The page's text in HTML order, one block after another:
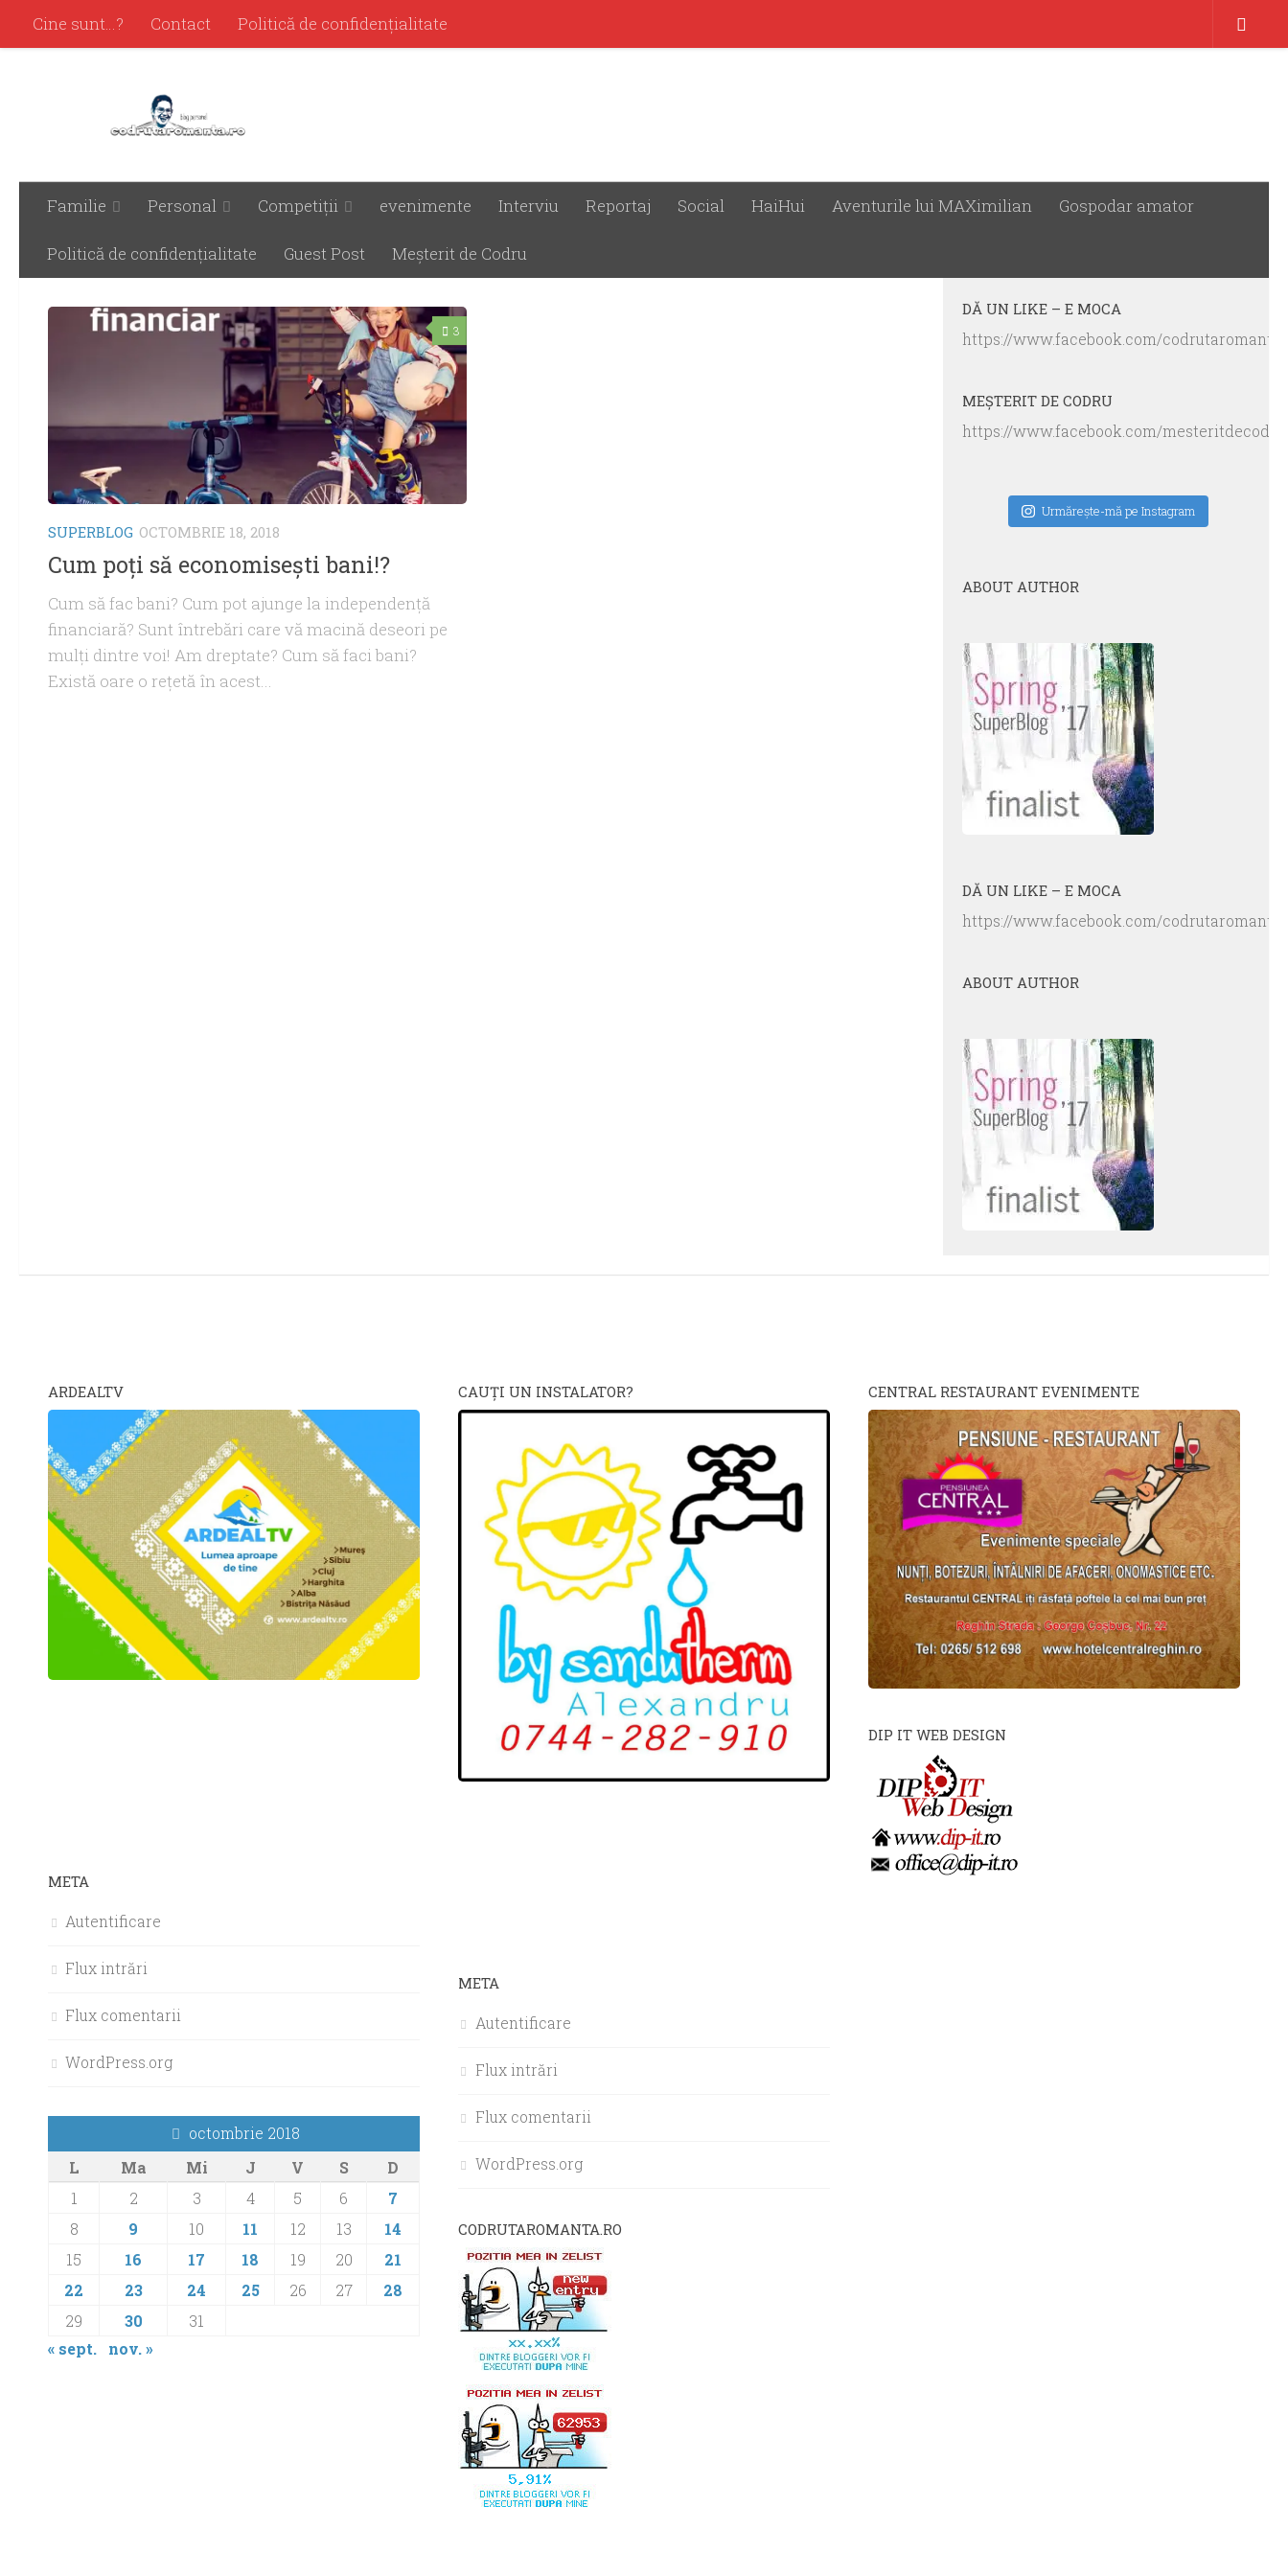
Cine sunt…? Contact Politică de confidenţialitate
Familie Personal Competiţii evenimente Interviu Reportaj Social HaiHui Aventurile lui MAXimilian Gospodar amator
Politică de confidenţialitate Guest Post Meşterit de Codru
ARHIVĂ ZILNICĂ:OCTOMBRIE 18, 2018
3
SUPERBLOG OCTOMBRIE 18, 2018
Cum poţi să economiseşti bani!?
Cum să fac bani? Cum pot ajunge la independenţă
financiară? Sunt întrebări care vă macină deseori pe
mulţi dintre voi! Am dreptate? Cum să faci bani?
Există oare o reţetă în acest...
DĂ UN LIKE – E MOCA
https://www.facebook.com/
MEŞTERIT DE CODRU
https://www.facebook.com/
Urmăreşte-mă pe Instagram
ABOUT AUTHOR
DĂ UN LIKE – E MOCA
https://www.facebook.com/
ABOUT AUTHOR
ARDEALTV
META
Autentificare
Flux intrări
Flux comentarii
WordPress.org
octombrie 2018
L
Ma Mi J V S
D
1
2 3 4 5 6
7
8
9 10 11 12 13
14
15
16 17 18 19 20
21
22
23 24 25 26 27
28
29
30
31
« sept.
nov. »
CAUŢI UN INSTALATOR?
META
Autentificare
Flux intrări
Flux comentarii
WordPress.org
CODRUTAROMANTA.RO
CENTRAL RESTAURANT EVENIMENTE
DIP IT WEB DESIGN